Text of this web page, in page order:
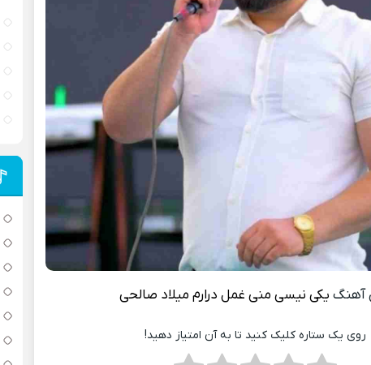
آهنگ یکی نیسی منی غمل درارم میلاد صالحی
روی یک ستاره کلیک کنید تا به آن امتیاز دهید!